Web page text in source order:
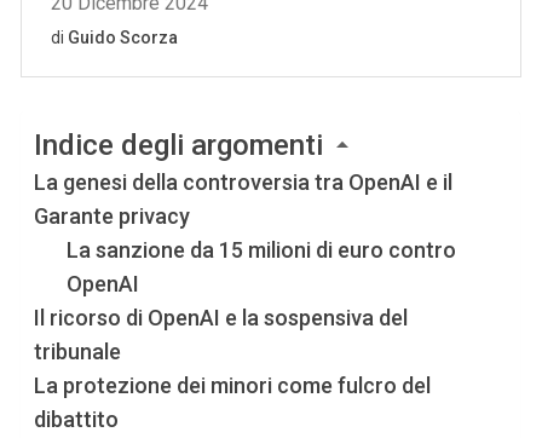
Indice degli argomenti
La genesi della controversia tra OpenAI e il
Garante privacy
La sanzione da 15 milioni di euro contro
OpenAI
Il ricorso di OpenAI e la sospensiva del
tribunale
La protezione dei minori come fulcro del
dibattito